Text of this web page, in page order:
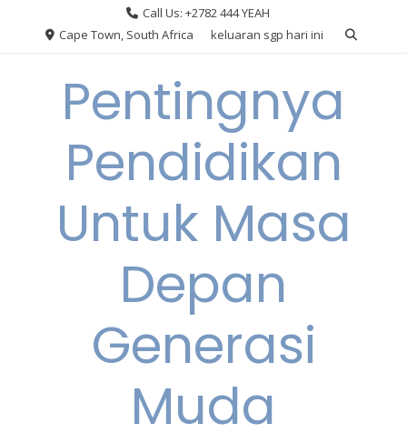
Call Us: +2782 444 YEAH
Cape Town, South Africa
keluaran sgp hari ini
Pentingnya
Pendidikan
Untuk Masa
Depan
Generasi
Muda